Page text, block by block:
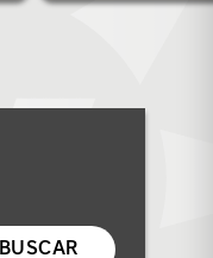
BUSCAR